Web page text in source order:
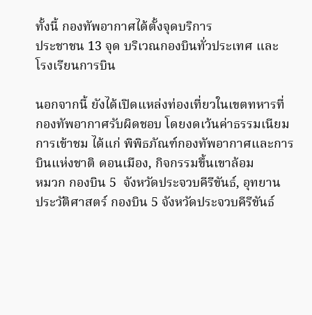
ทั้งนี้ กองทัพอากาศได้ตั้งจุดบริการ
ประชาชน 13 จุด บริเวณกองบินทั่วประเทศ และ
โรงเรียนการบิน
นอกจากนี้ ยังได้เปิดแหล่งท่องเที่ยวในเขตทหารที่
กองทัพอากาศรับผิดชอบ โดยงดเว้นค่าธรรมเนียม
การเข้าชม ได้แก่ พิพิธภัณฑ์กองทัพอากาศและการ
บินแห่งชาติ ดอนเมือง, กิจกรรมขึ้นเขาล้อม
หมวก กองบิน 5 จังหวัดประจวบคีรีขันธ์, อุทยาน
ประวัติศาสตร์ กองบิน 5 จังหวัดประจวบคีรีขันธ์